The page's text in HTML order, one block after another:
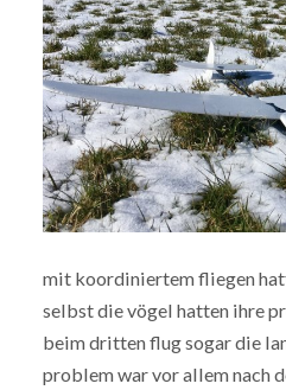
mit koordiniertem fliegen
selbst die vögel hatten ihre
beim dritten flug sogar die
problem war vor allem nach